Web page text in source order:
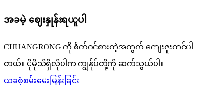
အခမဲ့ ဈေးနှုန်းရယူပါ
CHUANGRONG ကို စိတ်ဝင်စားတဲ့အတွက် ကျေးဇူးတင်ပါ
တယ်။ ပိုမိုသိရှိလိုပါက ကျွန်ုပ်တို့ကို ဆက်သွယ်ပါ။
ယခုစုံစမ်းမေးမြန်းခြင်း